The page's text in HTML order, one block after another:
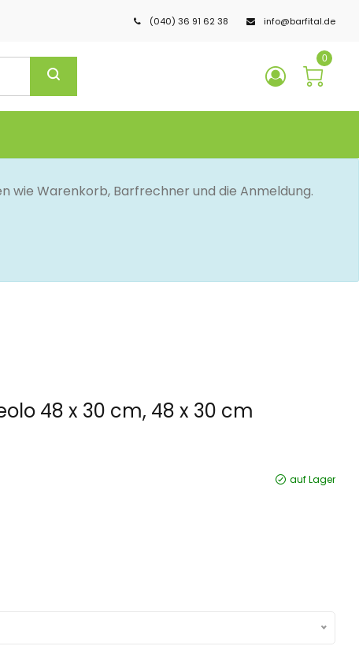
(040) 36 91 62 38 info@barfital.de
0
wie Warenkorb, Barfrechner und die Anmeldung.
48 x 30 cm, 48 x 30 cm
auf Lager